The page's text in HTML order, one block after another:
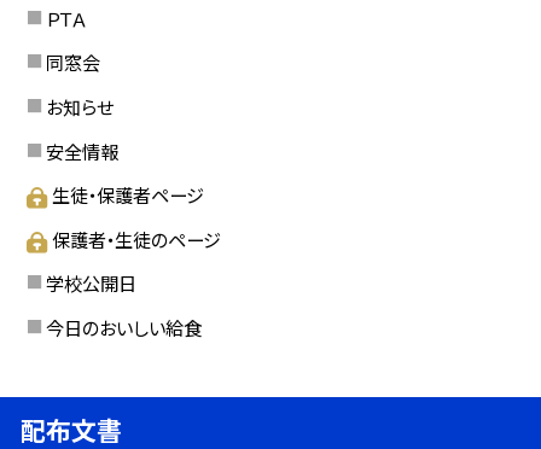
ＰＴＡ
同窓会
お知らせ
安全情報
生徒・保護者ページ
保護者・生徒のページ
学校公開日
今日のおいしい給食
配布文書